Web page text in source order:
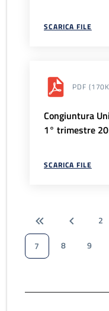
SCARICA FILE
PDF
Congiuntura
1° trimestre
SCARICA FILE
2
7
8 9